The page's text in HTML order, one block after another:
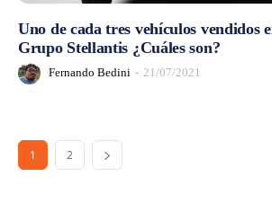
Uno de cada tres vehículos vendidos
Grupo Stellantis ¿Cuáles son?
Fernando Bedini - 21/07/2021
1 2